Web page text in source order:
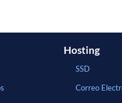
Hosting
SSD
Correo